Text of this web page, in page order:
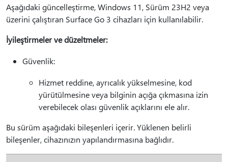
Aşağıdaki güncelleştirme, Windows 11, Sürüm 23H2 veya
üzerini çalıştıran Surface Go 3 cihazları için kullanılabilir.
İyileştirmeler ve düzeltmeler:
Güvenlik:
Hizmet reddine, ayrıcalık yükselmesine, kod
yürütülmesine veya bilginin açığa çıkmasına izin
verebilecek olası güvenlik açıklarını ele alır.
Bu sürüm aşağıdaki bileşenleri içerir. Yüklenen belirli
bileşenler, cihazınızın yapılandırmasına bağlıdır.